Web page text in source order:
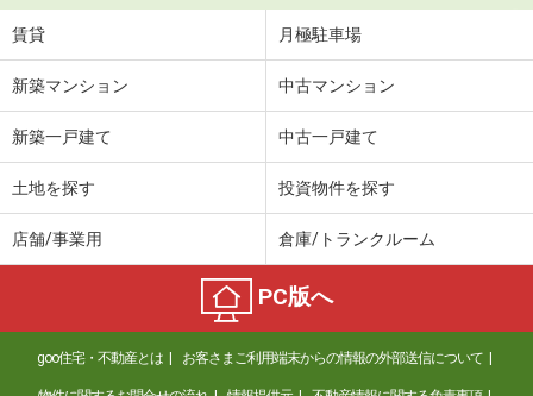
賃貸 月極駐車場
新築マンション 中古マンション
新築一戸建て 中古一戸建て
土地を探す 投資物件を探す
店舗/事業用 倉庫/トランクルーム
PC版へ
goo住宅・不動産とは お客さまご利用端末からの情報の外部送信について